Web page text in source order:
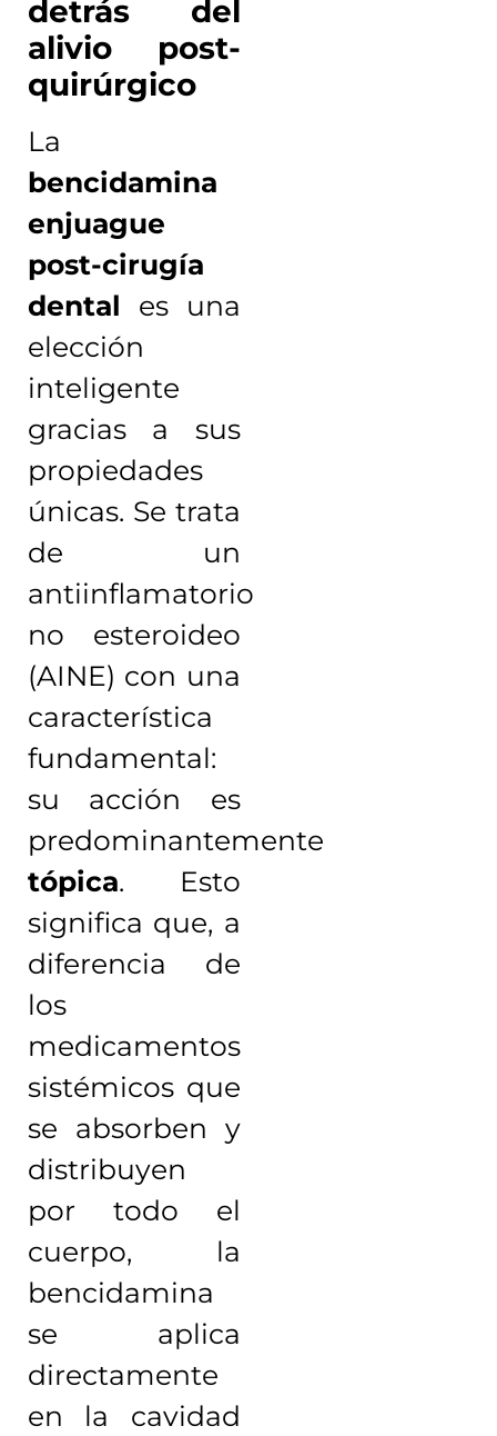
detrás del
alivio post-
quirúrgico
La
bencidamina
enjuague
post-cirugía
dental es una
elección
inteligente
gracias a sus
propiedades
únicas. Se trata
de un
antiinflamatorio
no esteroideo
(AINE) con una
característica
fundamental:
su acción es
predominantemente
tópica. Esto
significa que, a
diferencia de
los
medicamentos
sistémicos que
se absorben y
distribuyen
por todo el
cuerpo, la
bencidamina
se aplica
directamente
en la cavidad